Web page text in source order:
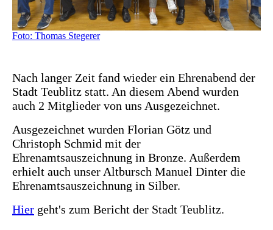
Foto: Thomas Stegerer
Nach langer Zeit fand wieder ein Ehrenabend der
Stadt Teublitz statt. An diesem Abend wurden
auch 2 Mitglieder von uns Ausgezeichnet.
Ausgezeichnet wurden Florian Götz und
Christoph Schmid mit der
Ehrenamtsauszeichnung in Bronze. Außerdem
erhielt auch unser Altbursch Manuel Dinter die
Ehrenamtsauszeichnung in Silber.
Hier geht's zum Bericht der Stadt Teublitz.